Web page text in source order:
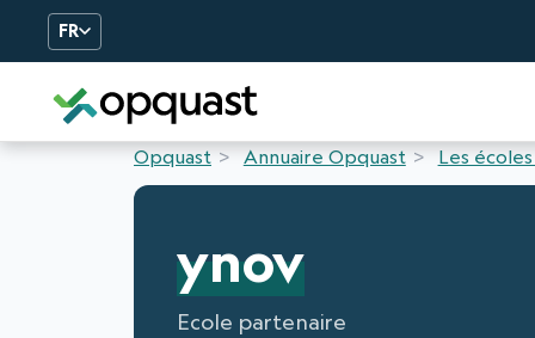
FR
Opquast Annuaire Opquast Les
ynov
Ecole partenaire